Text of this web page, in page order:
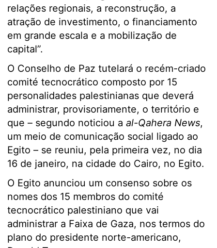
relações regionais, a reconstrução, a
atração de investimento, o financiamento
em grande escala e a mobilização de
capital”.
O Conselho de Paz tutelará o recém-criado
comité tecnocrático composto por 15
personalidades palestinianas que deverá
administrar, provisoriamente, o território e
que – segundo noticiou a al-Qahera News,
um meio de comunicação social ligado ao
Egito – se reuniu, pela primeira vez, no dia
16 de janeiro, na cidade do Cairo, no Egito.
O Egito anunciou um consenso sobre os
nomes dos 15 membros do comité
tecnocrático palestiniano que vai
administrar a Faixa de Gaza, nos termos do
plano do presidente norte-americano,